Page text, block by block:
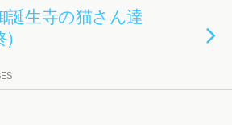
誕生寺の猫さん達
)